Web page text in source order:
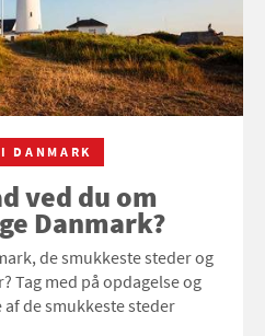
DANMARK
ved du om
Danmark?
de smukkeste steder og
Tag med på opdagelse og
de smukkeste steder